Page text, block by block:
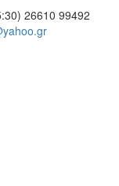
26610 99492